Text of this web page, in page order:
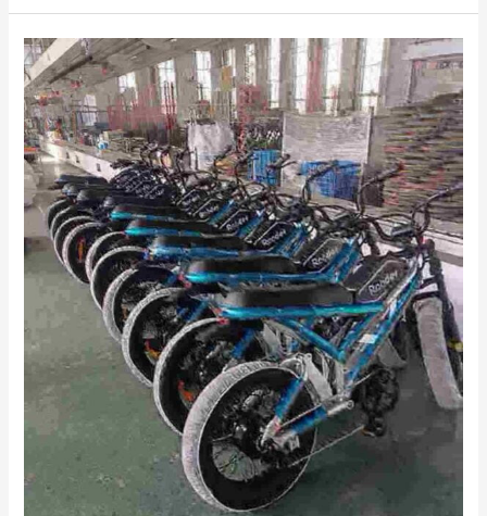
Zusammenklappbares
Elektrofahrrad
für
Damen
Hersteller